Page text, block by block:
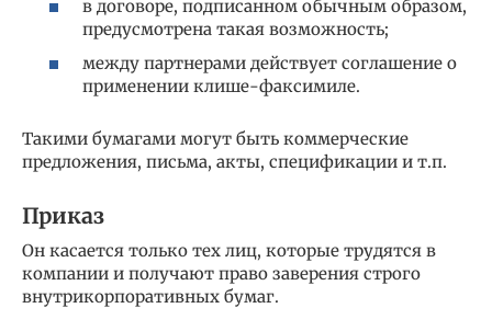
в договоре, подписанном обычным образом,
предусмотрена такая возможность;
между партнерами действует соглашение о
применении клише-факсимиле.
Такими бумагами могут быть коммерческие
предложения, письма, акты, спецификации и т.п.
Приказ
Он касается только тех лиц, которые трудятся в
компании и получают право заверения строго
внутрикорпоративных бумаг.